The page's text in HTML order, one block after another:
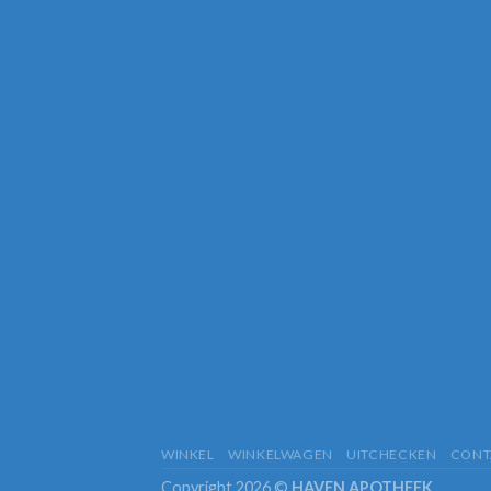
WINKEL WINKELWAGEN UITCHECKEN
Copyright 2026 © HAVEN APOTHEEK